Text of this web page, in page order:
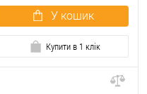
У кошик
Купити в 1 клік